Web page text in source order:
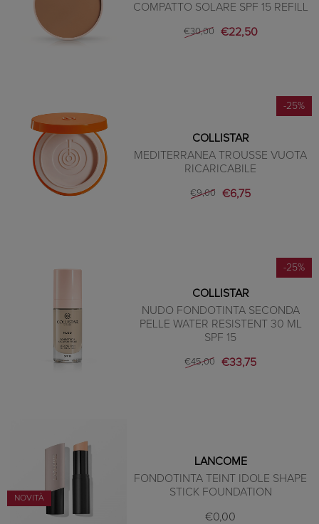
COMPATTO SOLARE SPF 15 REFILL
€30,00 €22,50
-25%
COLLISTAR
MEDITERRANEA TROUSSE VUOTA
RICARICABILE
€9,00 €6,75
-25%
COLLISTAR
NUDO FONDOTINTA SECONDA
PELLE WATER RESISTENT 30 ML
SPF 15
€45,00 €33,75
NOVITÀ
LANCOME
FONDOTINTA TEINT IDOLE SHAPE
STICK FOUNDATION
€0,00